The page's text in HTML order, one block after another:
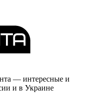
— интересные и
и в Украине